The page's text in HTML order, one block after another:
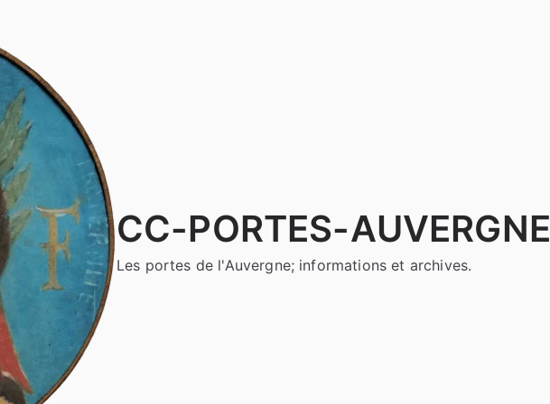
CC-PORTES-AUVERGNE
Les portes de l'Auvergne; informations et archives.